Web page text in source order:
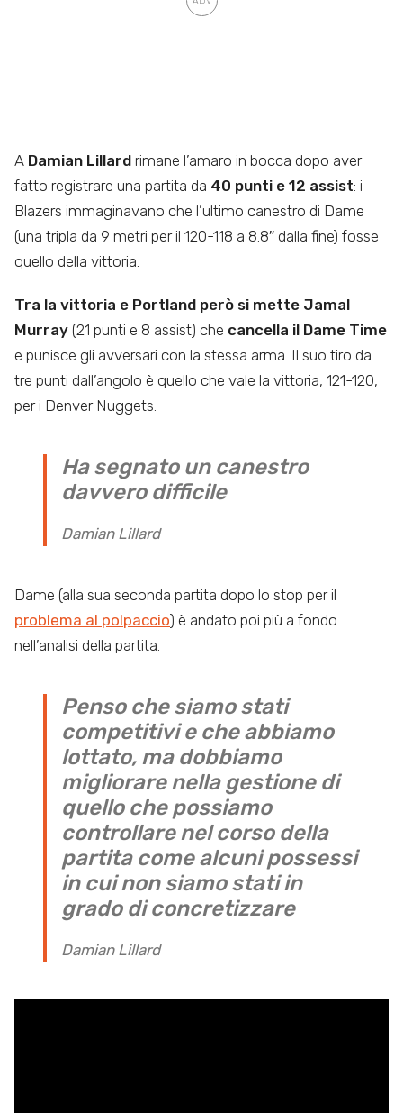
A Damian Lillard rimane l’amaro in bocca dopo aver
fatto registrare una partita da 40 punti e 12 assist: i
Blazers immaginavano che l’ultimo canestro di Dame
(una tripla da 9 metri per il 120-118 a 8.8″ dalla fine) fosse
quello della vittoria.
Tra la vittoria e Portland però si mette Jamal
Murray (21 punti e 8 assist) che cancella il Dame Time
e punisce gli avversari con la stessa arma. Il suo tiro da
tre punti dall’angolo è quello che vale la vittoria, 121-120,
per i Denver Nuggets.
Ha segnato un canestro
davvero difficile
Damian Lillard
Dame (alla sua seconda partita dopo lo stop per il
problema al polpaccio) è andato poi più a fondo
nell’analisi della partita.
Penso che siamo stati
competitivi e che abbiamo
lottato, ma dobbiamo
migliorare nella gestione di
quello che possiamo
controllare nel corso della
partita come alcuni possessi
in cui non siamo stati in
grado di concretizzare
Damian Lillard